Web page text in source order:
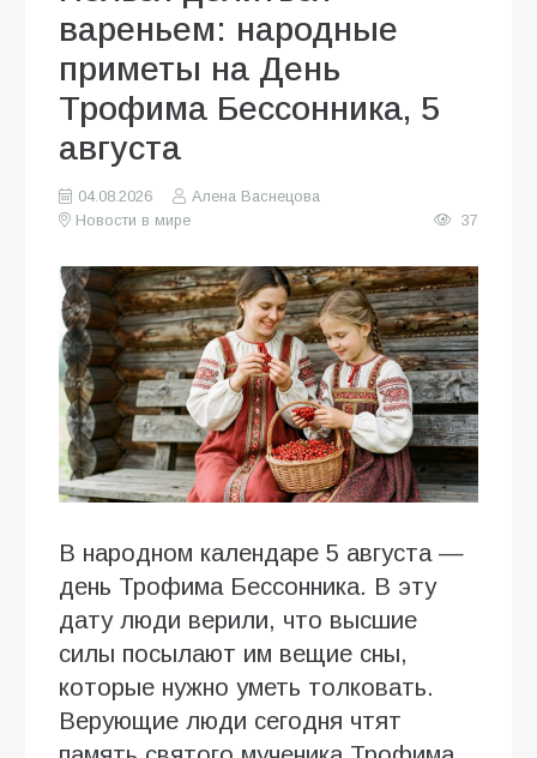
вареньем: народные
приметы на День
Трофима Бессонника, 5
августа
04.08.2026
Алена Васнецова
Новости в мире
37
В народном календаре 5 августа —
день Трофима Бессонника. В эту
дату люди верили, что высшие
силы посылают им вещие сны,
которые нужно уметь толковать.
Верующие люди сегодня чтят